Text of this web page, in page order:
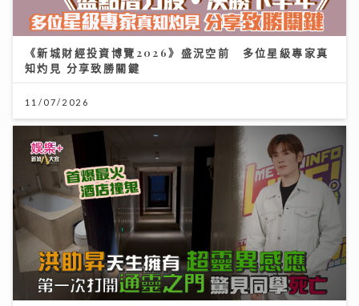
《新城財經投資博覽2026》盛況空前 多位星級專家真
知灼見 分享致勝關鍵
11/07/2026